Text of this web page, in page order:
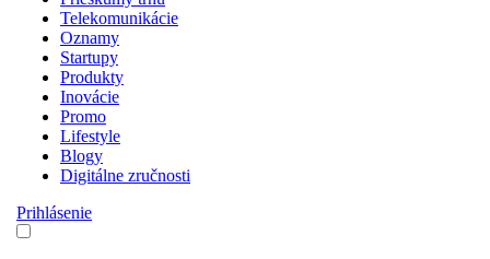
Telekomunikácie
Oznamy
Startupy
Produkty
Inovácie
Promo
Lifestyle
Blogy
Digitálne zručnosti
Prihlásenie